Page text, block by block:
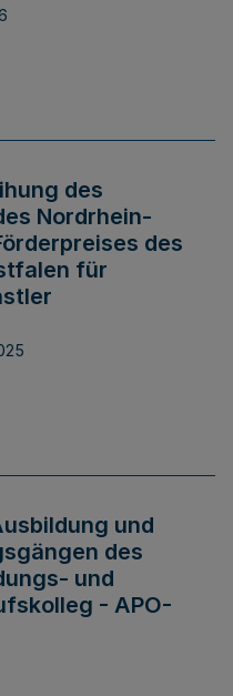
des
Nordrhein-
des
für
und
des
und
- APO-